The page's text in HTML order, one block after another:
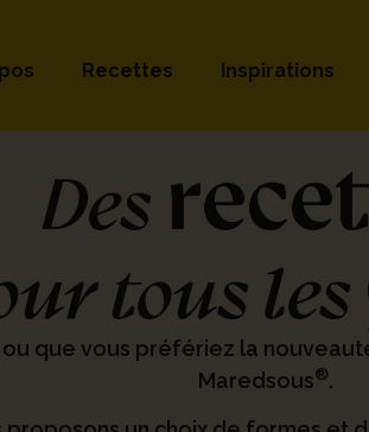
Recettes Inspirations
Des
tous les
que vous préfériez la
Maredsous®.